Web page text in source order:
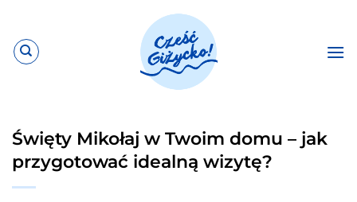
zawartości
Święty Mikołaj w Twoim domu – jak
przygotować idealną wizytę?